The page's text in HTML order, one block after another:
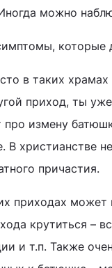
можно
которые
в таких
приход, ты
измену
В христианстве
причастия.
приходах может
крутиться –
и т.п. Также